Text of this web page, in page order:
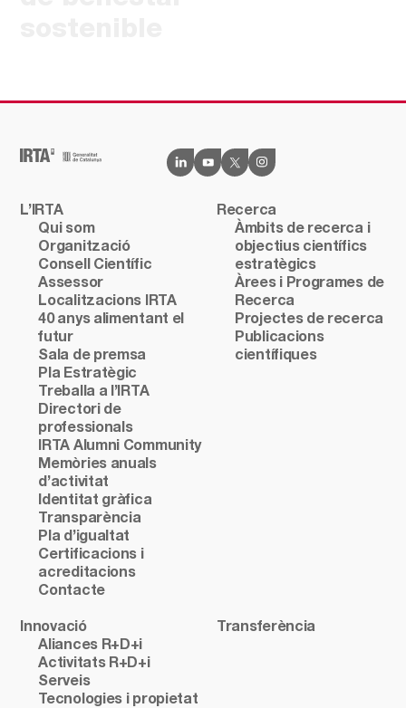
L’IRTA
Qui som
Organització
Consell Científic
Assessor
Localitzacions IRTA
40 anys alimentant el
futur
Sala de premsa
Pla Estratègic
Treballa a l’IRTA
Directori de
professionals
IRTA Alumni Community
Memòries anuals
d’activitat
Identitat gràfica
Transparència
Pla d’igualtat
Certificacions i
acreditacions
Contacte
Recerca
Àmbits de recerca i
objectius científics
estratègics
Àrees i Programes de
Recerca
Projectes de recerca
Publicacions
científiques
Innovació
Aliances R+D+i
Activitats R+D+i
Serveis
Tecnologies i propietat
Transferència